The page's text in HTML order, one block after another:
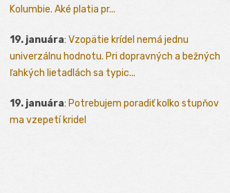
Kolumbie. Aké platia pr...
19. januára: Vzopätie krídel nemá jednu
univerzálnu hodnotu. Pri dopravných a bežných
ľahkých lietadlách sa typic...
19. januára: Potrebujem poradiť kolko stupňov
ma vzepetí kridel